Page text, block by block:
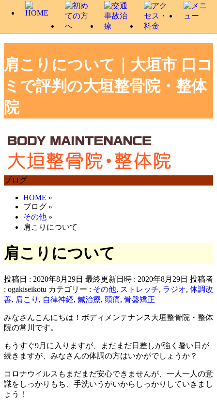
肩こりについて｜大垣市 口コ
ミで評判の大垣整骨院・整体
院
ブログ
HOME »
ブログ »
その他 »
肩こりについて
肩こりについて
投稿日 : 2020年8月29日 最終更新日時 : 2020年8月29日 投稿者
: ogakiseikotu カテゴリー : その他, ストレッチ, ラジオ, 体調改
善, 肩こり , 自律神経, 鍼治療, 頭痛, 骨盤矯正
みなさんこんにちは！ボディメンテナンス大垣整骨院・整体
院の常川です。
もうすぐ9月に入りますが、まだまだ日差しが強く暑い日が
続きますが、みなさんの体調の方はいかがでしょうか？
コロナウイルスもまだまだ安心できませんが、一人一人の意
識をしっかりもち、手洗いうがいからしっかりしていきまし
ょう！